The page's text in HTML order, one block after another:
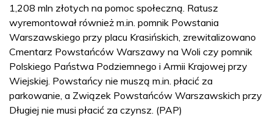
1,208 mln złotych na pomoc społeczną. Ratusz
wyremontował również m.in. pomnik Powstania
Warszawskiego przy placu Krasińskich, zrewitalizowano
Cmentarz Powstańców Warszawy na Woli czy pomnik
Polskiego Państwa Podziemnego i Armii Krajowej przy
Wiejskiej. Powstańcy nie muszą m.in. płacić za
parkowanie, a Związek Powstańców Warszawskich przy
Długiej nie musi płacić za czynsz. (PAP)